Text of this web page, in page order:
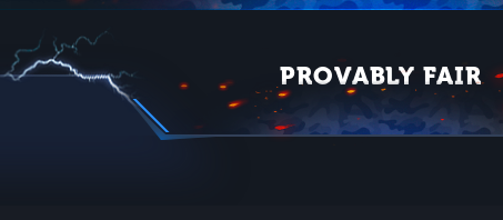
PROVABLY FAIR